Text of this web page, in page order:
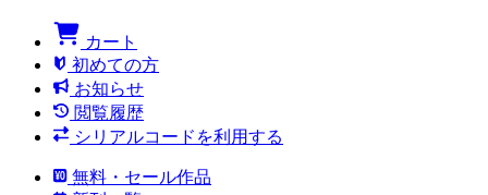
カート
初めての方
お知らせ
閲覧履歴
シリアルコードを利用する
無料・セール作品